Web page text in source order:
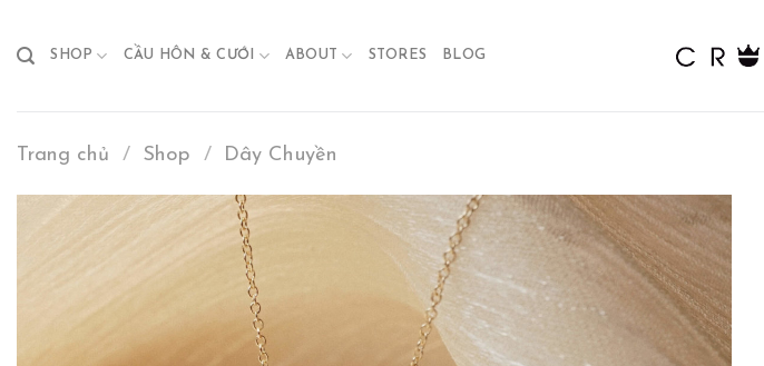
content
SHOP CẦU HÔN & CƯỚI ABOUT STORES BLOG
Trang chủ / Shop / Dây Chuyền